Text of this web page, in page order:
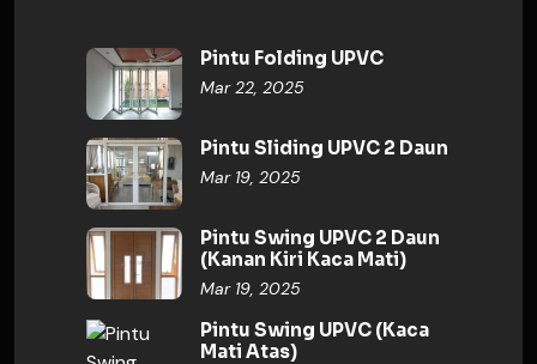
Pintu Folding UPVC
Mar 22, 2025
Pintu Sliding UPVC 2 Daun
Mar 19, 2025
Pintu Swing UPVC 2 Daun
(Kanan Kiri Kaca Mati)
Mar 19, 2025
Pintu Swing UPVC (Kaca
Mati Atas)